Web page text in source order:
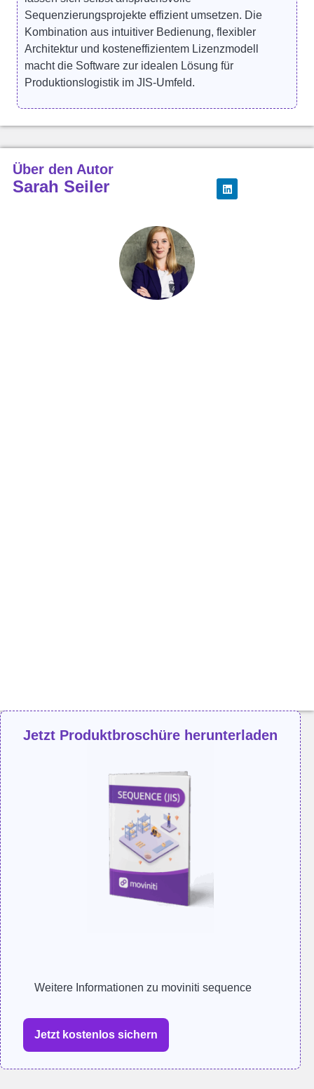
Sequenzierungsprojekte effizient umsetzen. Die
Kombination aus intuitiver Bedienung, flexibler
Architektur und kosteneffizientem Lizenzmodell
macht die Software zur idealen Lösung für
Produktionslogistik im JIS-Umfeld.
Über den Autor
Sarah Seiler
Jetzt Produktbroschüre herunterladen
Weitere Informationen zu moviniti sequence
Jetzt kostenlos sichern